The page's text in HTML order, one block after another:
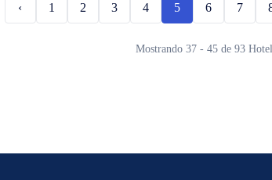
‹ 1 2 3 4 5 6 7
Mostrando 37 - 45 de 93